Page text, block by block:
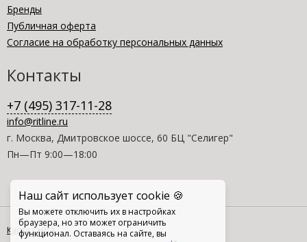
Наш сайт использует cookie 🍪
Вы можете отключить их в настройках
браузера, но это может ограничить
функционал. Оставаясь на сайте, вы
Бренды
Публичная оферта
Согласие на обработку персональных данных
Контакты
+7 (495) 317-11-28
info@ritline.ru
г. Москва, Дмитровское шоссе, 60 БЦ "Селигер"
Пн—Пт 9:00—18:00
Карта сайта